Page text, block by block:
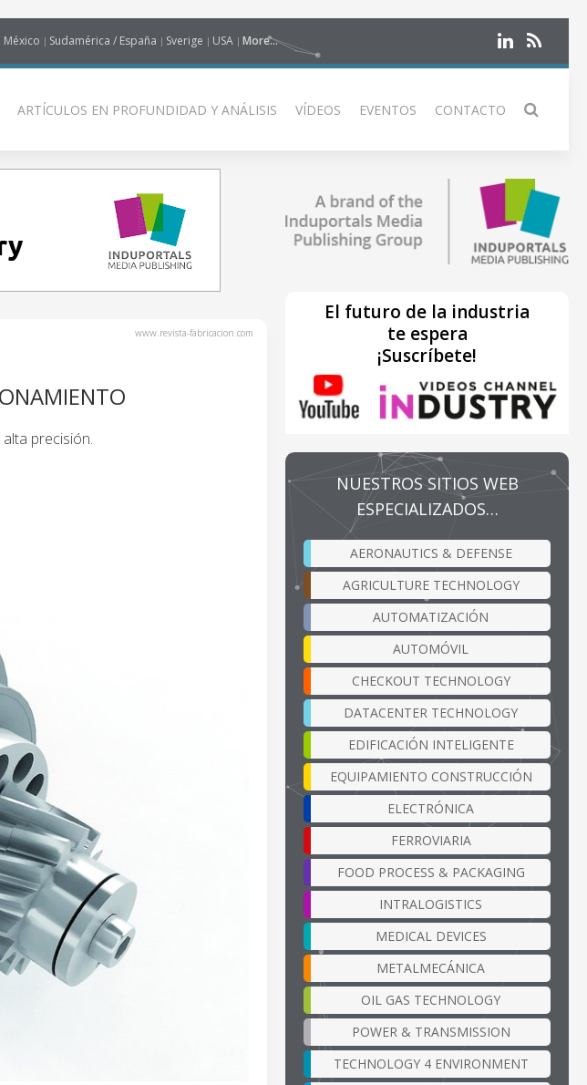
México Sudamérica / España Sverige USA More...
ARTÍCULOS EN PROFUNDIDAD Y ANÁLISIS VÍDEOS EVENTOS CONTACTO
www.revista-fabricacion.com
precisión.
El futuro de la industria
te espera
¡Suscríbete!
NUESTROS SITIOS WEB
ESPECIALIZADOS…
AERONAUTICS & DEFENSE
AGRICULTURE TECHNOLOGY
AUTOMATIZACIÓN
AUTOMÓVIL
CHECKOUT TECHNOLOGY
DATACENTER TECHNOLOGY
EDIFICACIÓN INTELIGENTE
EQUIPAMIENTO CONSTRUCCIÓN
ELECTRÓNICA
FERROVIARIA
FOOD PROCESS & PACKAGING
INTRALOGISTICS
MEDICAL DEVICES
METALMECÁNICA
OIL GAS TECHNOLOGY
POWER & TRANSMISSION
TECHNOLOGY 4 ENVIRONMENT